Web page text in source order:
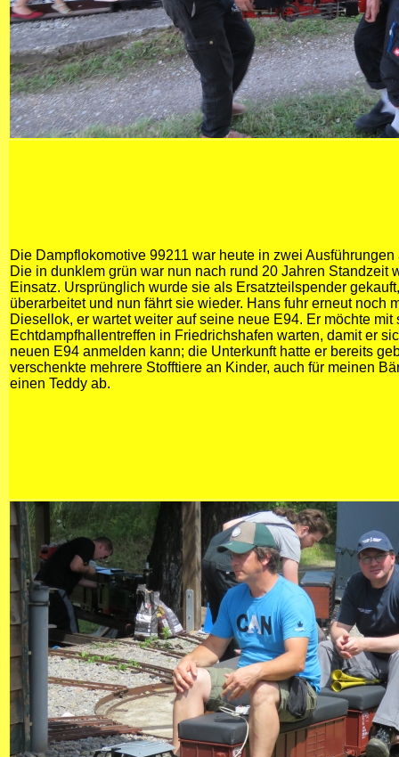
Die Dampflokomotive 99211 war heute in zwei
Die in dunklem grün war nun nach rund 20 Jahren Standzeit
Einsatz. Ursprünglich wurde sie als Ersatzteilspender
überarbeitet und nun fährt sie wieder. Hans fuhr erneut noch
Diesellok, er wartet weiter auf seine neue E94. Er möchte
Echtdampfhallentreffen in Friedrichshafen warten, damit er
neuen E94 anmelden kann; die Unterkunft hatte er bereits
verschenkte mehrere Stofftiere an Kinder, auch für meinen
einen Teddy ab.